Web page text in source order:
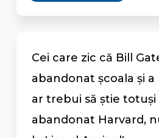
Cei care zic că Bill
abandonat școala și
ar trebui să știe totuși
abandonat Harvard,